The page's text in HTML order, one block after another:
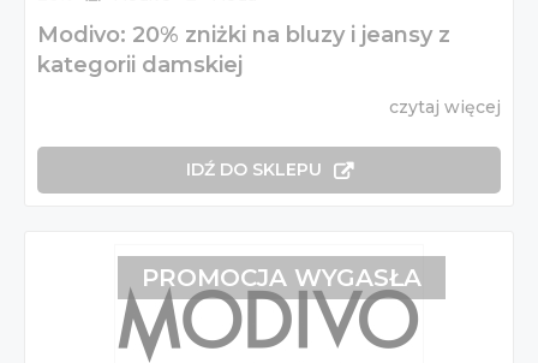
Modivo: 20% zniżki na bluzy i jeansy z
kategorii damskiej
czytaj więcej
IDŹ DO SKLEPU
PROMOCJA WYGASŁA